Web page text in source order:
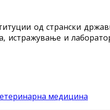
од странски
истражување и
медицина